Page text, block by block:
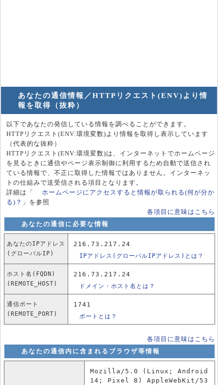
あなたの通信情報／HTTPリクエスト(ENV)より情
報を取得（抜粋）
以下であなたの発信している情報を調べることができます。
HTTPリクエスト(ENV:環境変数)より情報を取得し表示しています
（代表的な抜粋）
HTTPリクエスト(ENV:環境変数)は、インターネットでホームページ
を見るときに通信やページ表示制御に利用するため自動で送信され
ている情報で、不正に取得した情報ではありません。インターネッ
トの仕組みで送受信される項目となります。
詳細は「
ホームページにアクセスすると情報が取られる(何が分か
る)？ 」を参照
各項目に意味はこちら
あなたの通信に必要な情報
あなたのIPアドレス
(グローバルIP)
216.73.217.24
IPアドレス(グローバルIPアドレス)とは？
ホスト名(FQDN)
(REMOTE_HOST)
216.73.217.24
ドメイン・ホスト名とは？
通信ポート
(REMOTE_PORT)
1741
ポートとは？
各項目に意味はこちら
あなたの通信内に含まれるブラウザ等情報
Mozilla/5.0 (Linux; Android
14; Pixel 8) AppleWebKit/53